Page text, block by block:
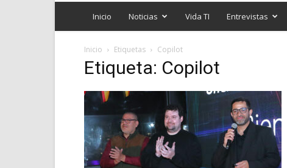
Inicio Noticias Vida TI Entrevistas
Inicio Etiquetas Copilot
Etiqueta: Copilot